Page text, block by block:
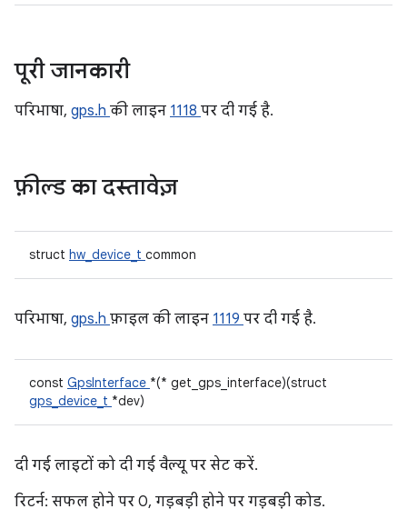
पूरी जानकारी
परिभाषा, gps.h की लाइन 1118 पर दी गई है.
फ़ील्ड का दस्तावेज़
struct hw_device_t common
परिभाषा, gps.h फ़ाइल की लाइन 1119 पर दी गई है.
const GpsInterface *(* get_gps_interface)(struct
gps_device_t *dev)
दी गई लाइटों को दी गई वैल्यू पर सेट करें.
रिटर्न: सफल होने पर 0, गड़बड़ी होने पर गड़बड़ी कोड.